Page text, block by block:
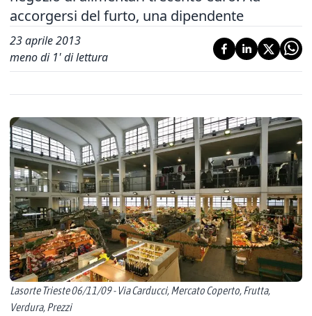
accorgersi del furto, una dipendente
23 aprile 2013
meno di 1' di lettura
Lasorte Trieste 06/11/09 - Via Carducci, Mercato Coperto, Frutta,
Verdura, Prezzi